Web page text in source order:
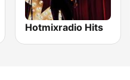
Hotmixradio Hits